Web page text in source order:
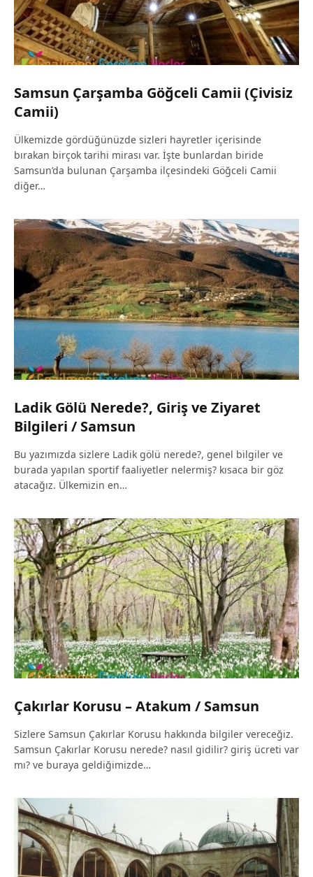
Samsun Çarşamba Göğceli Camii (Çivisiz
Camii)
Ülkemizde gördüğünüzde sizleri hayretler içerisinde
bırakan birçok tarihi mirası var. İşte bunlardan biride
Samsun’da bulunan Çarşamba ilçesindeki Göğceli Camii
diğer…
Ladik Gölü Nerede?, Giriş ve Ziyaret
Bilgileri / Samsun
Bu yazımızda sizlere Ladik gölü nerede?, genel bilgiler ve
burada yapılan sportif faaliyetler nelermiş? kısaca bir göz
atacağız. Ülkemizin en…
Çakırlar Korusu – Atakum / Samsun
Sizlere Samsun Çakırlar Korusu hakkında bilgiler vereceğiz.
Samsun Çakırlar Korusu nerede? nasıl gidilir? giriş ücreti var
mı? ve buraya geldiğimizde…